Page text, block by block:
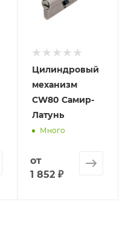
Цилиндровый
механизм
CW80 Самир-
Латунь
Много
от
1 852 ₽